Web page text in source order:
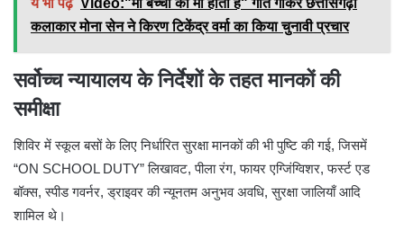
ये भी पढ़ें Video:"मां बच्चों की मां होती है" गीत गाकर छत्तीसगढ़ी
कलाकार मोना सेन ने किरण टिकेंद्र वर्मा का किया चुनावी प्रचार
सर्वोच्च न्यायालय के निर्देशों के तहत मानकों की
समीक्षा
शिविर में स्कूल बसों के लिए निर्धारित सुरक्षा मानकों की भी पुष्टि की गई, जिसमें
“ON SCHOOL DUTY” लिखावट, पीला रंग, फायर एग्जिंग्विशर, फर्स्ट एड
बॉक्स, स्पीड गवर्नर, ड्राइवर की न्यूनतम अनुभव अवधि, सुरक्षा जालियाँ आदि
शामिल थे।